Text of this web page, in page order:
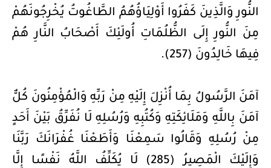
النُّورِ وَالَّذِينَ كَفَرُوا أَوْلِيَاؤُهُمُ الطَّاغُوتُ يُخْرِجُونَهُمْ
مِنَ النُّورِ إِلَى الظُّلُمَاتِ أُولَئِكَ أَصْحَابُ النَّارِ هُمْ
فِيهَا خَالِدُونَ (257).
آمَنَ الرَّسُولُ بِمَا أُنْزِلَ إِلَيْهِ مِنْ رَبِّهِ وَالْمُؤْمِنُونَ كُلٌّ
آمَنَ بِاللَّهِ وَمَلَائِكَتِهِ وَكُتُبِهِ وَرُسُلِهِ لَا نُفَرِّقُ بَيْنَ أَحَدٍ
مِنْ رُسُلِهِ وَقَالُوا سَمِعْنَا وَأَطَعْنَا غُفْرَانَكَ رَبَّنَا
وَإِلَيْكَ الْمَصِيرُ (285) لَا يُكَلِّفُ اللَّهُ نَفْسًا إِلَّا